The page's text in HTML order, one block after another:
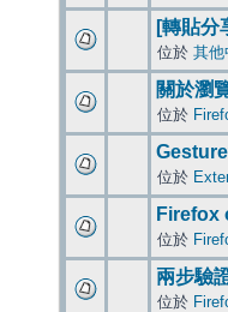
[轉貼分
位於 其他
關於瀏
位於
位於
Firefox
位於
兩步驗
位於